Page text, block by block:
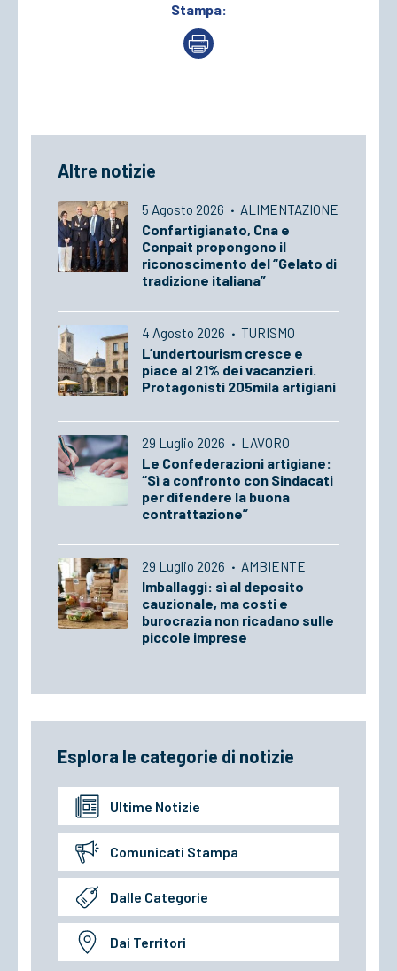
Stampa:
Altre notizie
5 Agosto 2026 · ALIMENTAZIONE
Confartigianato, Cna e
Conpait propongono il
riconoscimento del “Gelato di
tradizione italiana”
4 Agosto 2026 · TURISMO
L’undertourism cresce e
piace al 21% dei vacanzieri.
Protagonisti 205mila artigiani
29 Luglio 2026 · LAVORO
Le Confederazioni artigiane:
“Sì a confronto con Sindacati
per difendere la buona
contrattazione”
29 Luglio 2026 · AMBIENTE
Imballaggi: sì al deposito
cauzionale, ma costi e
burocrazia non ricadano sulle
piccole imprese
Esplora le categorie di notizie
Ultime Notizie
Comunicati Stampa
Dalle Categorie
Dai Territori